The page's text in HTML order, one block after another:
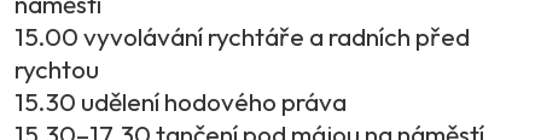
15.00 vyvolávání rychtáře a radních před
rychtou
15.30 udělení hodového práva